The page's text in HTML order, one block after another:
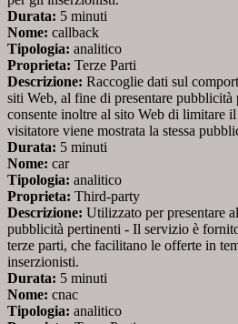
Durata: 5 minuti
Nome: callback
Tipologia: analitico
Proprieta: Terze Parti
Descrizione: Raccoglie dati sul
siti Web, al fine di presentare
consente inoltre al sito Web di limitare
visitatore viene mostrata la stessa
Durata: 5 minuti
Nome: car
Tipologia: analitico
Proprieta: Third-party
Descrizione: Utilizzato per presentare
pubblicità pertinenti - Il servizio è
terze parti, che facilitano le offerte in
inserzionisti.
Durata: 5 minuti
Nome: cnac
Tipologia: analitico